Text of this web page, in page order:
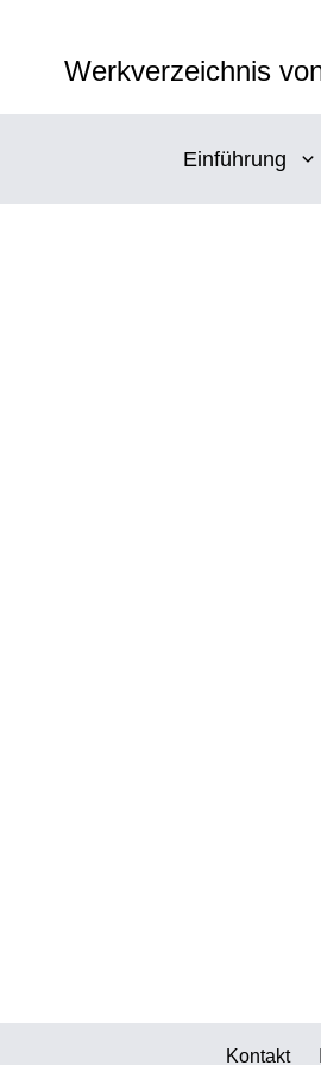
Werkverzeichnis
Einführung
Kontakt